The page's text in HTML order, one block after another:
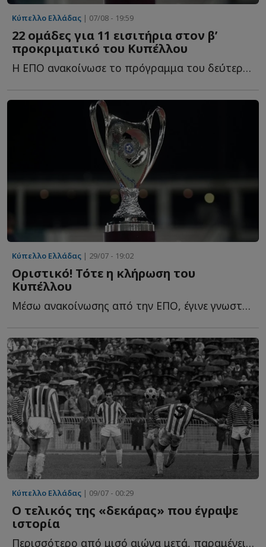
Κύπελλο Ελλάδας | 07/08 - 19:59
22 ομάδες για 11 εισιτήρια στον β’
προκριματικό του Κυπέλλου
Η ΕΠΟ ανακοίνωσε το πρόγραμμα του δεύτερου προκριματικού γ...
Κύπελλο Ελλάδας | 29/07 - 19:02
Οριστικό! Τότε η κλήρωση του
Κυπέλλου
Μέσω ανακοίνωσης από την ΕΠΟ, έγινε γνωστό το πότε θα π...
Κύπελλο Ελλάδας | 09/07 - 00:29
Ο τελικός της «δεκάρας» που έγραψε
ιστορία
Περισσότερο από μισό αιώνα μετά, παραμένει ένα από τ...